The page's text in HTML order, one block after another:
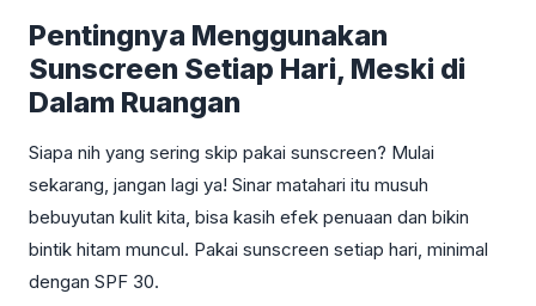
Pentingnya Menggunakan
Sunscreen Setiap Hari, Meski di
Dalam Ruangan
Siapa nih yang sering skip pakai sunscreen? Mulai
sekarang, jangan lagi ya! Sinar matahari itu musuh
bebuyutan kulit kita, bisa kasih efek penuaan dan bikin
bintik hitam muncul. Pakai sunscreen setiap hari, minimal
dengan SPF 30.